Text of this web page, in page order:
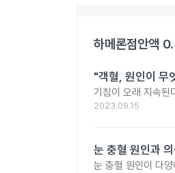
하메론점안액
"객혈, 원인이 무
기침이 오래 지속된
2023.09.15
눈 충혈 원인과
눈 충혈 원인이 다